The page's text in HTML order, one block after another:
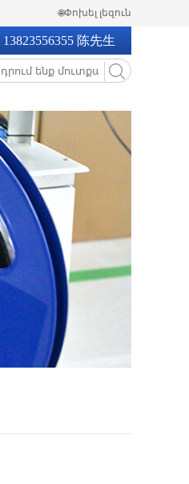
🌐Փոխել լեզուն
13823556355 陈先生